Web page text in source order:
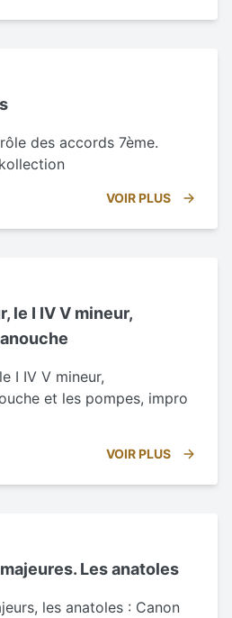
des accords 7ème.
VOIR PLUS
le I IV V mineur,
I IV V mineur,
et les pompes, impro
VOIR PLUS
Les anatoles
les anatoles : Canon